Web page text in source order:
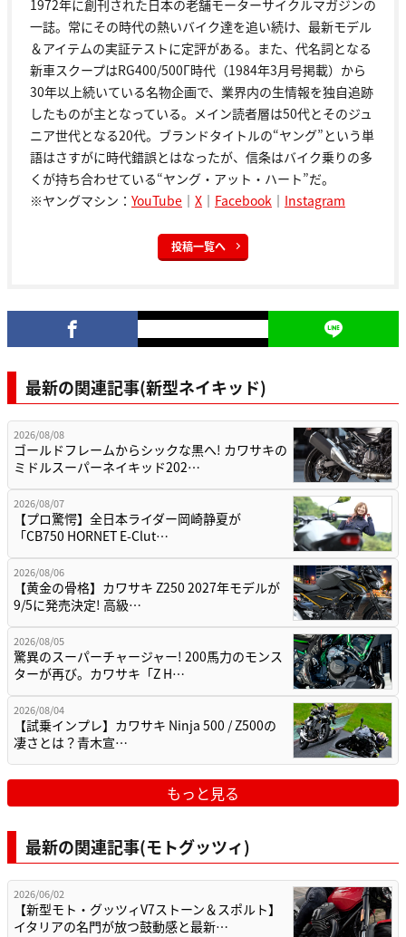
1972年に創刊された日本の老舗モーターサイクルマガジンの
一誌。常にその時代の熱いバイク達を追い続け、最新モデル
＆アイテムの実証テストに定評がある。また、代名詞となる
新車スクープはRG400/500Γ時代（1984年3月号掲載）から
30年以上続いている名物企画で、業界内の生情報を独自追跡
したものが主となっている。メイン読者層は50代とそのジュ
ニア世代となる20代。ブランドタイトルの“ヤング”という単
語はさすがに時代錯誤とはなったが、信条はバイク乗りの多
くが持ち合わせている“ヤング・アット・ハート”だ。
※ヤングマシン： YouTube ｜ X ｜ Facebook ｜ Instagram
投稿一覧へ
最新の関連記事(新型ネイキッド)
2026/08/08
ゴールドフレームからシックな黒へ! カワサキの
ミドルスーパーネイキッド202…
2026/08/07
【プロ驚愕】全日本ライダー岡崎静夏が
「CB750 HORNET E-Clut…
2026/08/06
【黄金の骨格】カワサキ Z250 2027年モデルが
9/5に発売決定! 高級…
2026/08/05
驚異のスーパーチャージャー! 200馬力のモンス
ターが再び。カワサキ「Z H…
2026/08/04
【試乗インプレ】カワサキ Ninja 500 / Z500の
凄さとは？青木宣…
もっと見る
最新の関連記事(モトグッツィ)
2026/06/02
【新型モト・グッツィV7ストーン＆スポルト】
イタリアの名門が放つ鼓動感と最新…